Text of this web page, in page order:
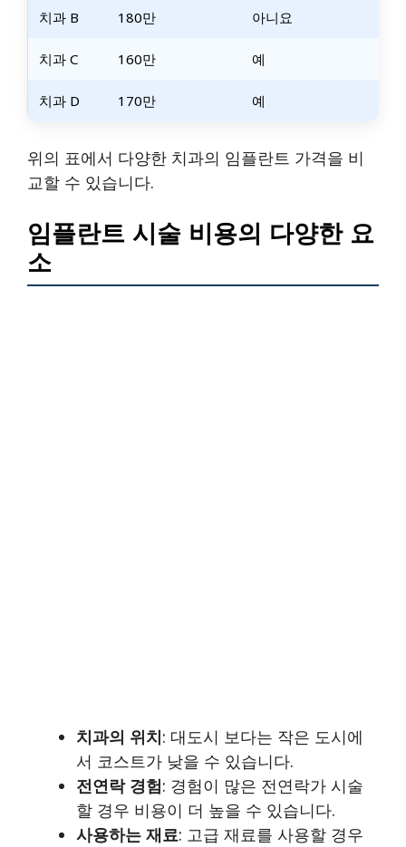
치과 B 180만 아니요
치과 C 160만 예
치과 D 170만 예
위의 표에서 다양한 치과의 임플란트 가격을 비
교할 수 있습니다.
임플란트 시술 비용의 다양한 요
소
치과의 위치: 대도시 보다는 작은 도시에
서 코스트가 낮을 수 있습니다.
전연락 경험: 경험이 많은 전연락가 시술
할 경우 비용이 더 높을 수 있습니다.
사용하는 재료: 고급 재료를 사용할 경우